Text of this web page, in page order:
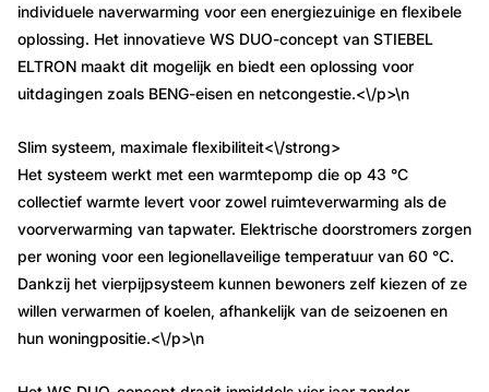
individuele naverwarming voor een energiezuinige en flexibele
oplossing. Het innovatieve WS DUO-concept van STIEBEL
ELTRON maakt dit mogelijk en biedt een oplossing voor
uitdagingen zoals BENG-eisen en netcongestie.<\/p>\n
Slim systeem, maximale flexibiliteit<\/strong>
Het systeem werkt met een warmtepomp die op 43 °C
collectief warmte levert voor zowel ruimteverwarming als de
voorverwarming van tapwater. Elektrische doorstromers zorgen
per woning voor een legionellaveilige temperatuur van 60 °C.
Dankzij het vierpijpsysteem kunnen bewoners zelf kiezen of ze
willen verwarmen of koelen, afhankelijk van de seizoenen en
hun woningpositie.<\/p>\n